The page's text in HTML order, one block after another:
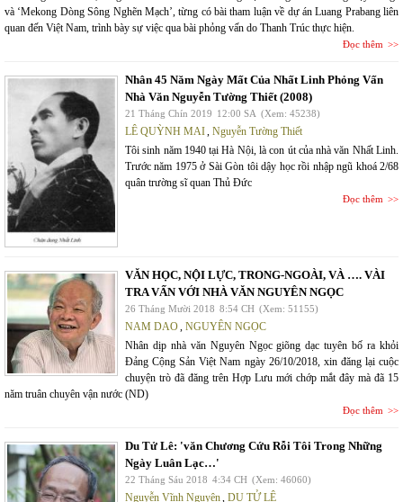
và ‘Mekong Dòng Sông Nghẽn Mạch’, từng có bài tham luận về dự án Luang Prabang liên
quan đến Việt Nam, trình bày sự việc qua bài phỏng vấn do Thanh Trúc thực hiện.
Đọc thêm
Nhân 45 Năm Ngày Mất Của Nhất Linh Phỏng Vấn
Nhà Văn Nguyễn Tường Thiết (2008)
21 Tháng Chín 2019 12:00 SA (Xem: 45238)
LÊ QUỲNH MAI, Nguyễn Tường Thiết
Tôi sinh năm 1940 tại Hà Nội, là con út của nhà văn Nhất Linh.
Trước năm 1975 ở Sài Gòn tôi dậy học rồi nhập ngũ khoá 2/68
quân trường sĩ quan Thủ Đức
Đọc thêm
VĂN HỌC, NỘI LỰC, TRONG-NGOÀI, VÀ …. VÀI
TRA VẤN VỚI NHÀ VĂN NGUYÊN NGỌC
26 Tháng Mười 2018 8:54 CH (Xem: 51155)
NAM DAO, NGUYÊN NGỌC
Nhân dịp nhà văn Nguyên Ngọc giõng dạc tuyên bố ra khỏi
Đảng Cộng Sản Việt Nam ngày 26/10/2018, xin đăng lại cuộc
chuyện trò đã đăng trên Hợp Lưu mới chớp mắt đây mà đã 15
năm truân chuyên vận nước (ND)
Đọc thêm
Du Tử Lê: 'văn Chương Cứu Rỗi Tôi Trong Những
Ngày Luân Lạc…'
22 Tháng Sáu 2018 4:34 CH (Xem: 46060)
Nguyễn Vĩnh Nguyên, DU TỬ LÊ